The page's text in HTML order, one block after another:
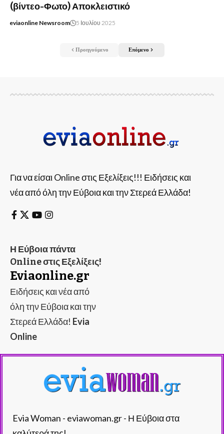
(βίντεο-Φωτο) Αποκλειστικό
eviaonline Newsroom 5 Ιουλίου 2025
Προηγούμενο Επόμενο
Για να είσαι Online στις Εξελίξεις!!! Ειδήσεις και
νέα από όλη την Εύβοια και την Στερεά Ελλάδα!
Η Εύβοια πάντα
Online στις Εξελίξεις!
Eviaonline.gr
Ειδήσεις και νέα από
όλη την Εύβοια και την
Στερεά Ελλάδα! Evia
Online
Evia Woman - eviawoman.gr - Η Εύβοια στα